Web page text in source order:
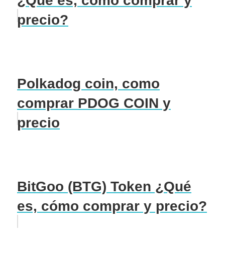
precio?
Polkadog coin, como
comprar PDOG COIN y
precio
BitGoo (BTG) Token ¿Qué
es, cómo comprar y precio?